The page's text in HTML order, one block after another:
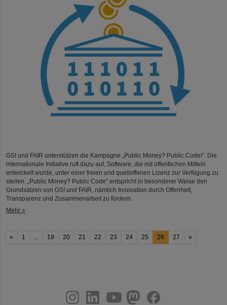
GSI und FAIR unterstützen die Kampagne „Public Money? Public Code!“. Die
internationale Initiative ruft dazu auf, Software, die mit öffentlichen Mitteln
entwickelt wurde, unter einer freien und quelloffenen Lizenz zur Verfügung zu
stellen. „Public Money? Public Code“ entspricht in besonderer Weise den
Grundsätzen von GSI und FAIR, nämlich Innovation durch Offenheit,
Transparenz und Zusammenarbeit zu fördern.
Mehr »
« 1 ... 19 20 21 22 23 24 25 26 27 »
youtubehelmholtz.socialfacebook